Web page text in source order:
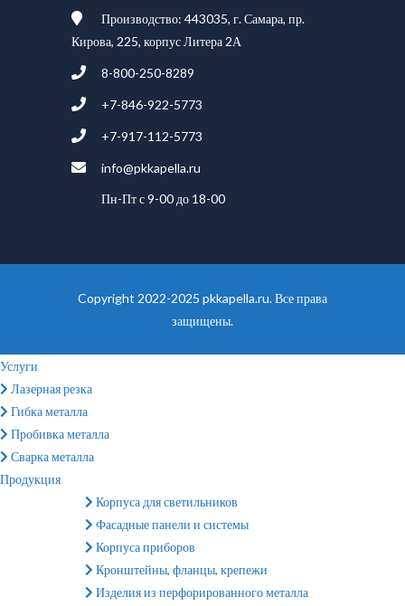
Производство: 443035, г. Самара, пр.
Кирова, 225, корпус Литера 2А
8-800-250-8289
+7-846-922-5773
+7-917-112-5773
info@pkkapella.ru
Пн-Пт с 9-00 до 18-00
Copyright 2022-2025 pkkapella.ru. Все права
защищены.
Услуги
Лазерная резка
Гибка металла
Пробивка металла
Сварка металла
Продукция
Корпуса для светильников
Фасадные панели и системы
Корпуса приборов
Кронштейны, фланцы, крепежи
Изделия из перфорированного металла